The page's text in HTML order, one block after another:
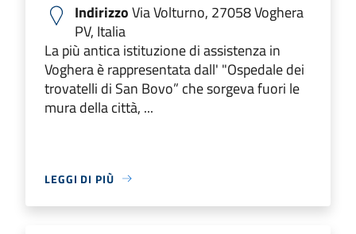
IndirizzoVia Volturno, 27058 Voghera
PV, Italia
La più antica istituzione di assistenza in
Voghera è rappresentata dall' "Ospedale dei
trovatelli di San Bovo” che sorgeva fuori le
mura della città, ...
LEGGI DI PIÙ